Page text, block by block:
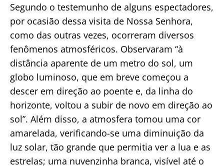
Segundo o testemunho de alguns espectadores,
por ocasião dessa visita de Nossa Senhora,
como das outras vezes, ocorreram diversos
fenômenos atmosféricos. Observaram “à
distância aparente de um metro do sol, um
globo luminoso, que em breve começou a
descer em direção ao poente e, da linha do
horizonte, voltou a subir de novo em direção ao
sol”. Além disso, a atmosfera tomou uma cor
amarelada, verificando-se uma diminuição da
luz solar, tão grande que permitia ver a lua e as
estrelas; uma nuvenzinha branca, visível até o